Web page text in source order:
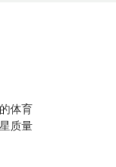
体育
质量